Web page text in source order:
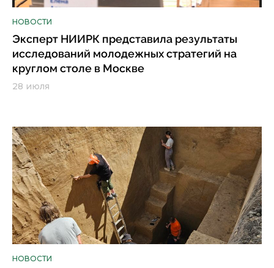
НОВОСТИ
Эксперт НИИРК представила результаты
исследований молодежных стратегий на
круглом столе в Москве
28 июля
НОВОСТИ